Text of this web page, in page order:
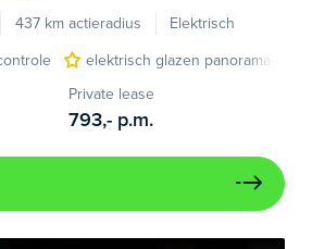
437 km actieradius
Elektrisch
elektrisch glazen panorama-dak
Private lease
793,- p.m.